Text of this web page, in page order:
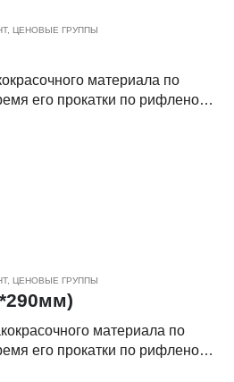
, ЦЕНОВЫЕ ГРУППЫ
материала по
его прокатки по рифленой
обладает стойкостью к
, ЦЕНОВЫЕ ГРУППЫ
материала по
его прокатки по рифленой